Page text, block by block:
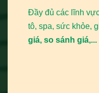
Đầy đủ các lĩnh
tô, spa, sức khỏe,
giá, so sánh giá,...